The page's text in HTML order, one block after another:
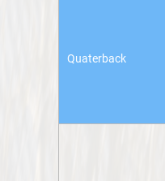
Quaterback